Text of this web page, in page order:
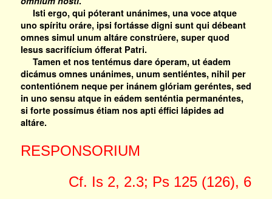
Isti ergo, qui póterant unánimes, una voce atque
uno spíritu oráre, ipsi fortásse digni sunt qui débeant
omnes simul unum altáre constrúere, super quod
Iesus sacrifícium ófferat Patri.
Tamen et nos tentémus dare óperam, ut éadem
dicámus omnes unánimes, unum sentiéntes, nihil per
contentiónem neque per inánem glóriam geréntes, sed
in uno sensu atque in eádem senténtia permanéntes,
si forte possímus étiam nos apti éffici lápides ad
altáre.
RESPONSORIUM
Cf. Is 2, 2.3; Ps 125 (126), 6